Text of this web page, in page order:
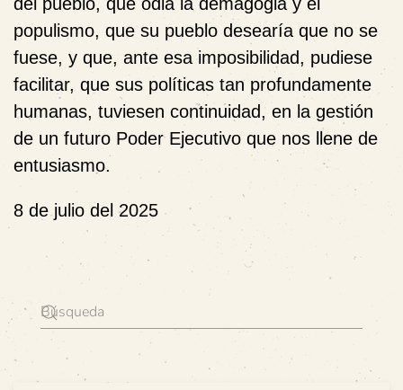
populismo, que su pueblo desearía que no se
fuese, y que, ante esa imposibilidad, pudiese
facilitar, que sus políticas tan profundamente
humanas, tuviesen continuidad, en la gestión
de un futuro Poder Ejecutivo que nos llene de
entusiasmo.
8 de julio del 2025